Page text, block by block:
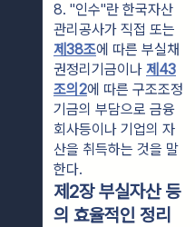
8. "인수"란 한국자산
제38조에 따른 부실채
권정리기금이나 제43
조의2에 따른 구조조정
기금의 부담으로 금융
회사등이나 기업의 자
산을 취득하는 것을 말
한다.
제2장 부실자산 등
의 효율적인 정리